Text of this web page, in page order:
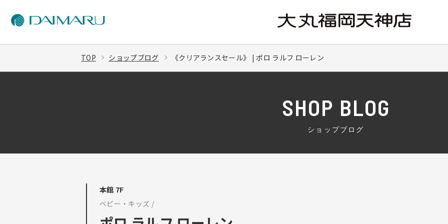
TOP ショップブログ 《クリアランスセール》 | ポロ ラルフ ローレン
SHOP BLOG
ショップブログ
本館 7F
ベビー・キッズ /